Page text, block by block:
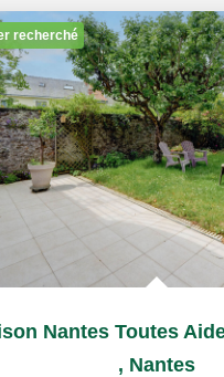
recherché
, Nantes